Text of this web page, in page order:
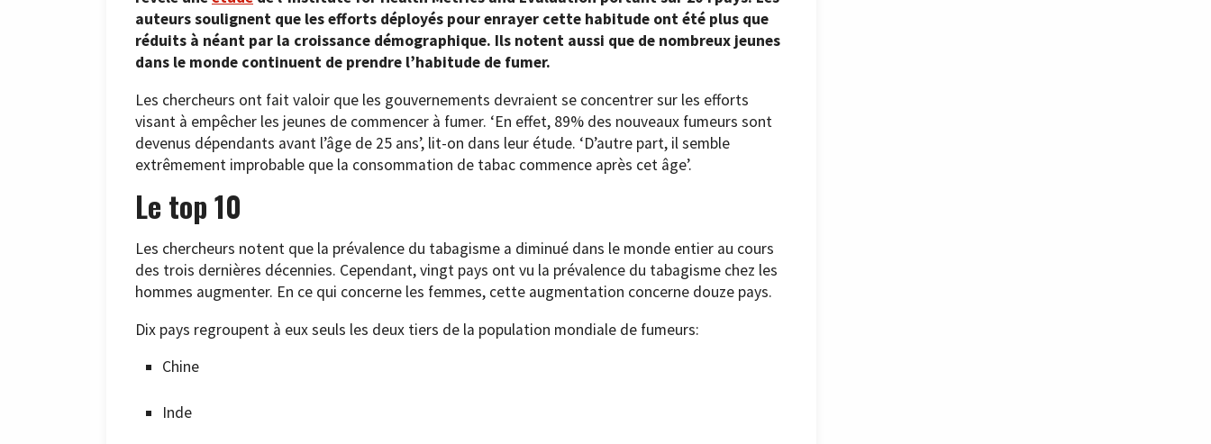
auteurs soulignent que les efforts déployés pour enrayer cette habitude ont été plus que
réduits à néant par la croissance démographique. Ils notent aussi que de nombreux jeunes
dans le monde continuent de prendre l’habitude de fumer.
Les chercheurs ont fait valoir que les gouvernements devraient se concentrer sur les efforts
visant à empêcher les jeunes de commencer à fumer. ‘En effet, 89% des nouveaux fumeurs sont
devenus dépendants avant l’âge de 25 ans’, lit-on dans leur étude. ‘D’autre part, il semble
extrêmement improbable que la consommation de tabac commence après cet âge’.
Le top 10
Les chercheurs notent que la prévalence du tabagisme a diminué dans le monde entier au cours
des trois dernières décennies. Cependant, vingt pays ont vu la prévalence du tabagisme chez les
hommes augmenter. En ce qui concerne les femmes, cette augmentation concerne douze pays.
Dix pays regroupent à eux seuls les deux tiers de la population mondiale de fumeurs:
Chine
Inde